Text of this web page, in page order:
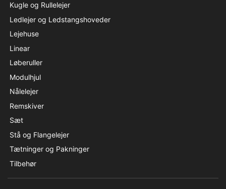
Kugle og Rullelejer
Ledlejer og Ledstangshoveder
Lejehuse
Linear
Løberuller
Modulhjul
Nålelejer
Remskiver
Sæt
Stå og Flangelejer
Tætninger og Pakninger
Tilbehør